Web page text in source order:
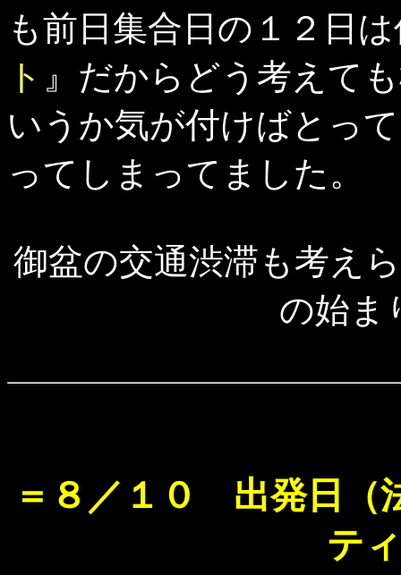
も前日集合日の１２日
ト 』だからどう考えて
いうか気が付けばとっ
ってしまってました。
御盆の交通渋滞も考え
の始ま
＝８／１０ 出発日（
テ